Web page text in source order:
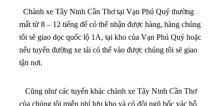
Chành xe Tây Ninh Cần Thơ tại Vạn Phú Quý thường
mất từ 8 – 12 tiếng để có thể nhận được hàng, hàng chúng
tôi sẽ giao dọc quốc lộ 1A, tại kho của Vạn Phú Quý hoặc
nếu tuyến đường xe tải có thể vào được chúng tôi sẽ giao
tận nơi.
Cũng như các tuyến khác chành xe Tây Ninh Cần Thơ
của chúng tôi miễn phí lưu kho và có đội ngũ bốc vác hỗ